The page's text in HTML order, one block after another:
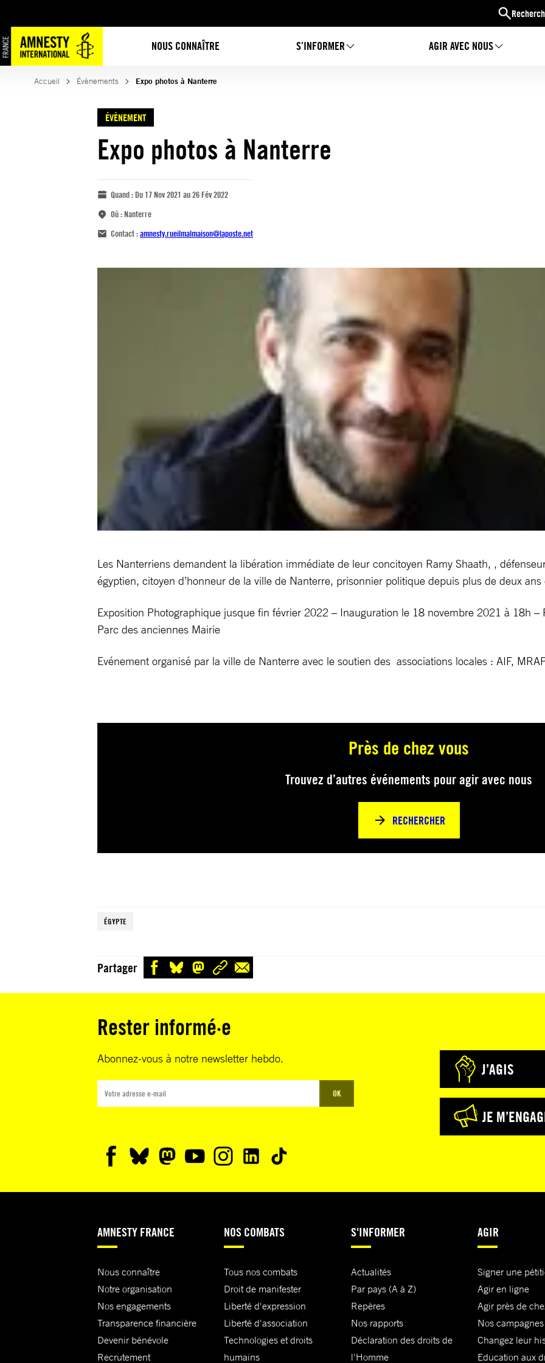
NOUS CONNAÎTRE S’INFORMER AGIR AVEC NOUS
Accueil Évènements Expo photos à Nanterre
ÉVÈNEMENT
Expo photos à Nanterre
Quand :Du 17 Nov 2021 au 26 Fév 2022
Où :Nanterre
Contact :amnesty.rueilmalmaison@laposte.net
Les Nanterriens demandent la libération immédiate de leur concitoyen Ramy Shaath, ,
égyptien, citoyen d’honneur de la ville de Nanterre, prisonnier politique depuis plus de deux ans
Exposition Photographique jusque fin février 2022 – Inauguration le 18 novembre 2021 à 18h –
Parc des anciennes Mairie
Evénement organisé par la ville de Nanterre avec le soutien des associations locales : AIF,
Près de chez vous
Trouvez d’autres événements pour agir avec nous
RECHERCHER
ÉGYPTE
Partager
Rester informé·e
Abonnez-vous à notre newsletter hebdo.
OK
J’AGIS
JE
AMNESTY FRANCE
Nous connaître
Notre organisation
Nos engagements
Transparence financière
Devenir bénévole
Recrutement
NOS COMBATS
Tous nos combats
Droit de manifester
Liberté d'expression
Liberté d'association
Technologies et droits
humains
S'INFORMER
Actualités
Par pays (A à Z)
Repères
Nos rapports
Déclaration des droits de
l'Homme
AGIR
Signer une
Agir en ligne
Agir près de
Nos campagnes
Changez leur
Education aux